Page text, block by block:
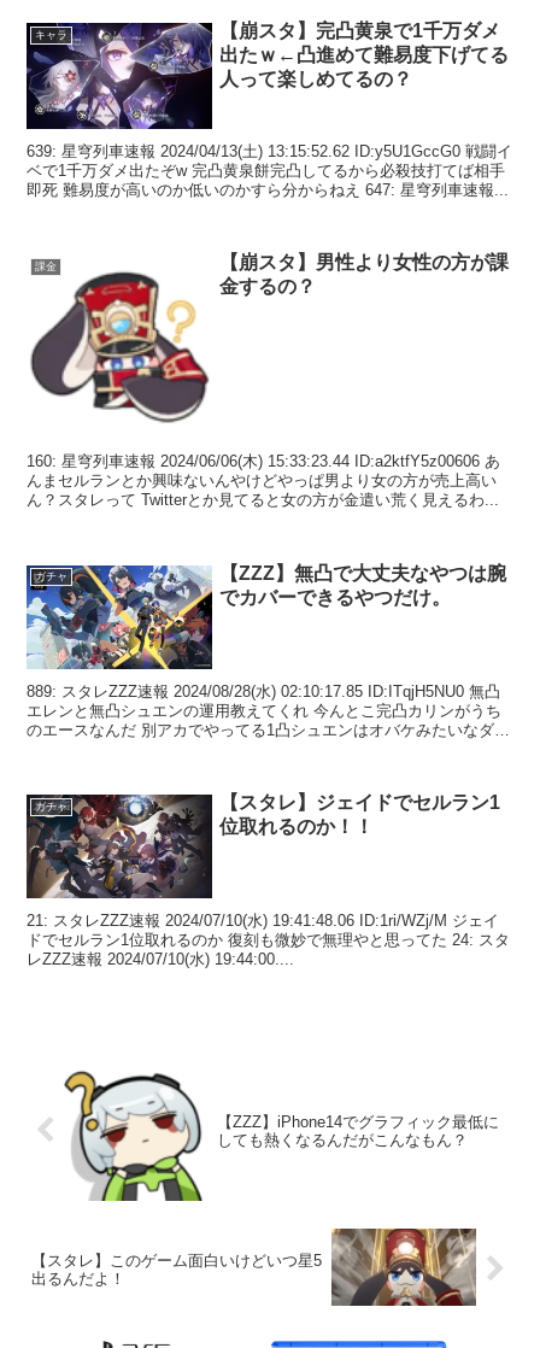
キャラ
【崩スタ】完凸黄泉で1千万ダメ
出たｗ←凸進めて難易度下げてる
人って楽しめてるの？
639: 星穹列車速報 2024/04/13(土) 13:15:52.62 ID:y5U1GccG0 戦闘イ
ベで1千万ダメ出たぞw 完凸黄泉餅完凸してるから必殺技打てば相手
即死 難易度が高いのか低いのかすら分からねえ 647: 星穹列車速報...
課金
【崩スタ】男性より女性の方が課
金するの？
160: 星穹列車速報 2024/06/06(木) 15:33:23.44 ID:a2ktfY5z00606 あ
んまセルランとか興味ないんやけどやっぱ男より女の方が売上高い
ん？スタレって Twitterとか見てると女の方が金遣い荒く見えるわ...
ガチャ
【ZZZ】無凸で大丈夫なやつは腕
でカバーできるやつだけ。
889: スタレZZZ速報 2024/08/28(水) 02:10:17.85 ID:ITqjH5NU0 無凸
エレンと無凸シュエンの運用教えてくれ 今んとこ完凸カリンがうち
のエースなんだ 別アカでやってる1凸シュエンはオバケみたいなダメ
ガチャ
【スタレ】ジェイドでセルラン1
位取れるのか！！
21: スタレZZZ速報 2024/07/10(水) 19:41:48.06 ID:1ri/WZj/M ジェイ
ドでセルラン1位取れるのか 復刻も微妙で無理やと思ってた 24: スタ
レZZZ速報 2024/07/10(水) 19:44:00....
【ZZZ】iPhone14でグラフィック最低に
しても熱くなるんだがこんなもん？
【スタレ】このゲーム面白いけどいつ星5
出るんだよ！